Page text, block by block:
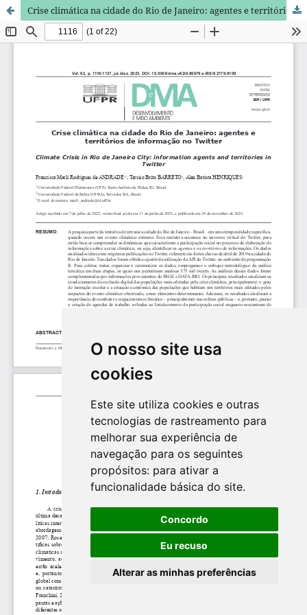
O nosso site usa
cookies
Este site utiliza cookies e outras
tecnologias de rastreamento para
melhorar sua experiência de
navegação para os seguintes
propósitos: para ativar a
funcionalidade básica do site.
Concordo
Eu recuso
Alterar as minhas preferências
Crise climática na cidade do Rio de Janeiro: agentes e territórios de informação no Twitter